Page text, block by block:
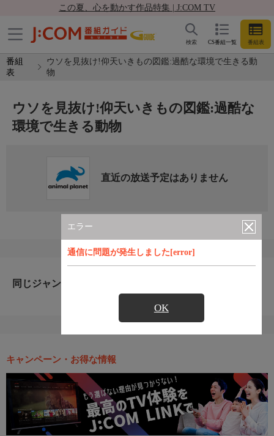
この夏、心を動かす作品特集 | J:COM TV
CS番組一覧 番組表
検索
番組
表
ウソを見抜け!仰天いきもの図鑑:過酷な環境で生きる動
物
エラー
通信に問題が発生しました[error]
OK
ウソを見抜け!仰天いきもの図鑑:過酷な
環境で生きる動物
直近の放送予定はありません
同じジャンルのおすすめ番組
キャンペーン・お得な情報